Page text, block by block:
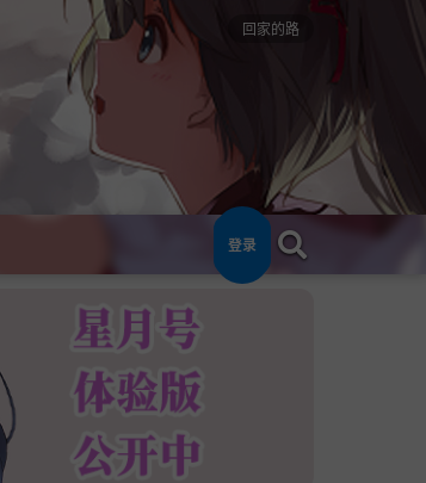
回家的路
登录